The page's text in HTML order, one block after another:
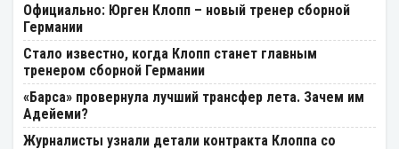
Официально: Юрген Клопп – новый тренер сборной
Германии
Стало известно, когда Клопп станет главным
тренером сборной Германии
«Барса» провернула лучший трансфер лета. Зачем им
Адейеми?
Журналисты узнали детали контракта Клоппа со